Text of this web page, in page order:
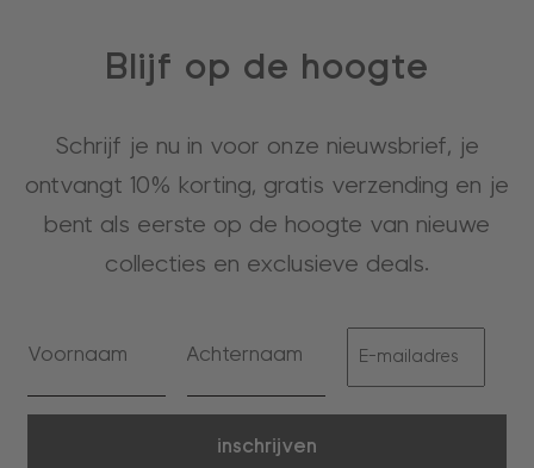
Blijf op de hoogte
Schrijf je nu in voor onze nieuwsbrief, je
ontvangt 10% korting, gratis verzending en je
bent als eerste op de hoogte van nieuwe
collecties en exclusieve deals.
inschrijven